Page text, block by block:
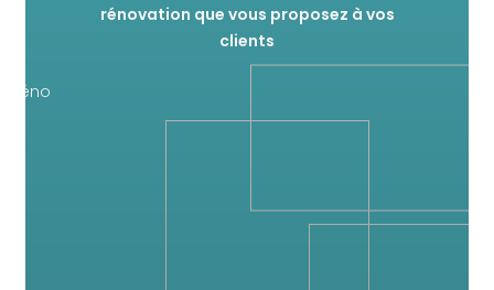
rénovation que vous proposez à vos
clients